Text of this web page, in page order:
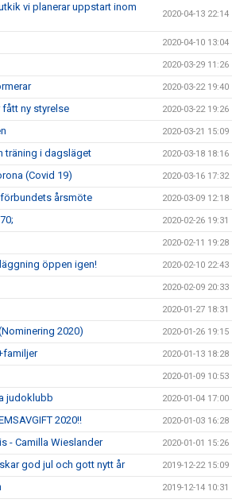
vi planerar uppstart inom
2020-04-13 22:14
2020-04-10 13:04
2020-03-29 11:26
2020-03-22 19:40
ny styrelse 2020-03-22 19:26
2020-03-21 15:09
träning i dagsläget 2020-03-18 18:16
(Covid 19) 2020-03-16 17:32
årsmöte 2020-03-09 12:18
2020-02-26 19:31
2020-02-11 19:28
öppen igen! 2020-02-10 22:43
2020-02-09 20:33
2020-01-27 18:31
2020) 2020-01-26 19:15
2020-01-13 18:28
2020-01-09 10:53
judoklubb 2020-01-04 17:00
2020!! 2020-01-03 16:28
- Camilla Wieslander 2020-01-01 15:26
god jul och gott nytt år 2019-12-22 15:09
2019-12-14 10:31